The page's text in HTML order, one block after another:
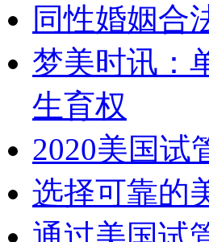
同性婚姻合
梦美时讯：
生育权
2020美国试
选择可靠的